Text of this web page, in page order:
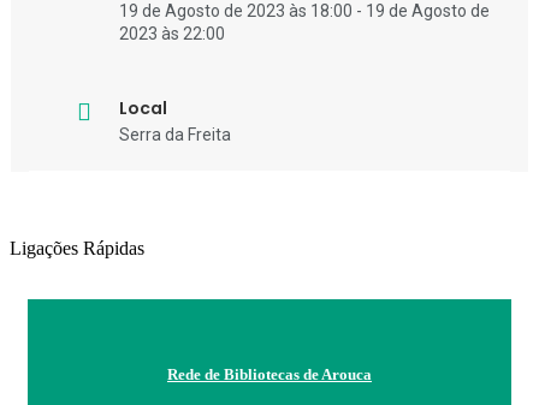
19 de Agosto de 2023 às 18:00 - 19 de Agosto de
2023 às 22:00
Local
Serra da Freita
Ligações Rápidas
Rede de Bibliotecas de Arouca